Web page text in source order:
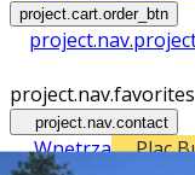
project.cart.order_btn
project.nav.favorites
project.nav.contact
Wnętrza Plac